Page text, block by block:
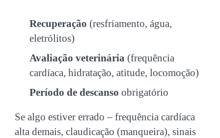
Recuperação (resfriamento, água,
eletrólitos)
Avaliação veterinária (frequência
cardíaca, hidratação, atitude, locomoção)
Período de descanso obrigatório
Se algo estiver errado – frequência cardíaca
alta demais, claudicação (manqueira), sinais